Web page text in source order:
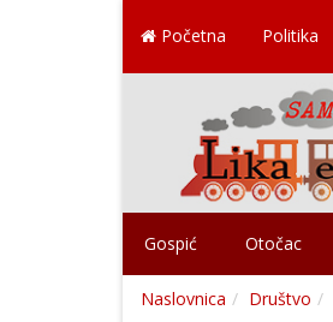
Početna Politika
Gospić Otočac
Naslovnica Društvo